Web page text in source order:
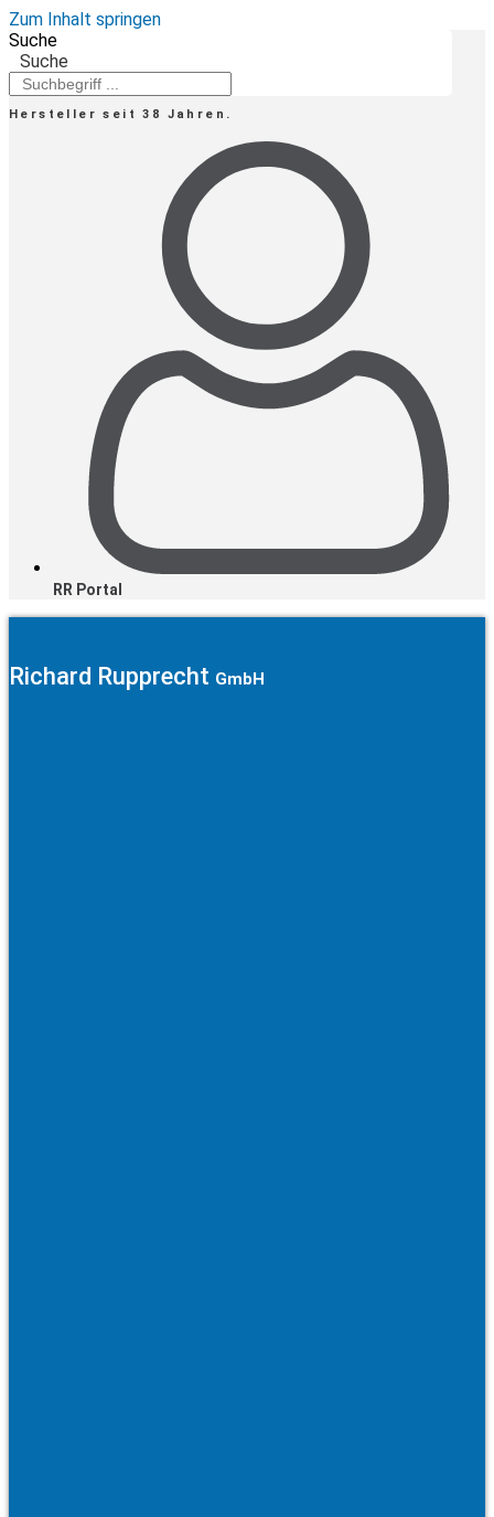
Zum Inhalt springen
Suche
Suche
Hersteller seit 38 Jahren.
RR Portal
Richard Rupprecht GmbH